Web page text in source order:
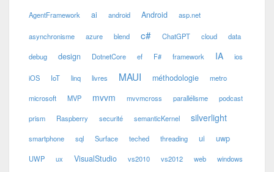
AgentFramework ai android Android asp.net
asynchronisme azure blend c# ChatGPT cloud data
debug design DotnetCore ef F# framework IA ios
iOS IoT linq livres MAUI méthodologie metro
microsoft MVP mvvm mvvmcross parallélisme podcast
prism Raspberry securité semanticKernel silverlight
smartphone sql Surface teched threading ui uwp
UWP ux VisualStudio vs2010 vs2012 web windows